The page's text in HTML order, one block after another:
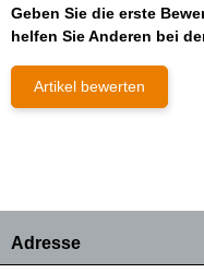
Geben Sie die erste
helfen Sie Anderen bei
Artikel bewerten
Adresse